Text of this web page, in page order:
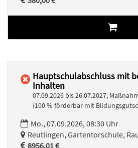
Hauptschulabschluss mit
Inhalten
07.09.2026 bis 26.07.2027,
(100 % förderbar mit
Mo., 07.09.2026, 08:30 Uhr
Reutlingen, Gartentorschule,
8956,01 €